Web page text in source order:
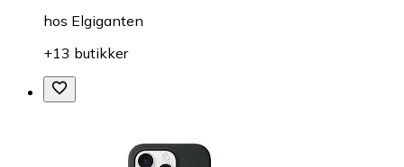
hos Elgiganten
+13 butikker